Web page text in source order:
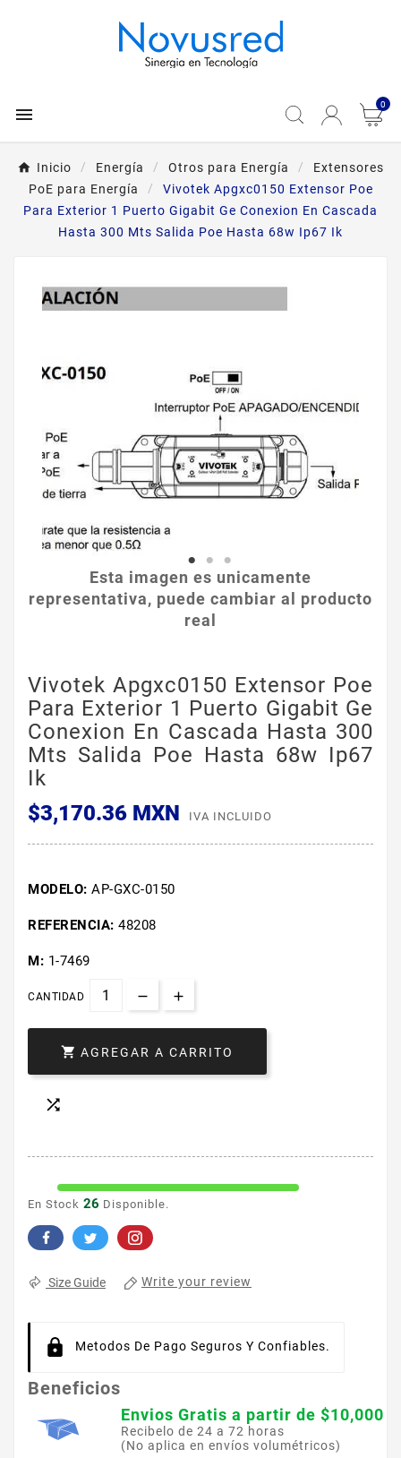
 0
Inicio Energía Otros para Energía
Extensores
PoE para Energía
Vivotek Apgxc0150 Extensor Poe
Para Exterior 1 Puerto Gigabit Ge Conexion En Cascada
Hasta 300 Mts Salida Poe Hasta 68w Ip67 Ik
Esta imagen es unicamente
representativa, puede cambiar al producto
real
Vivotek Apgxc0150 Extensor Poe
Para Exterior 1 Puerto Gigabit Ge
Conexion En Cascada Hasta 300
Mts Salida Poe Hasta 68w Ip67
Ik
$3,170.36 MXN
IVA INCLUIDO
MODELO: AP-GXC-0150
REFERENCIA: 48208
M: 1-7469
CANTIDAD
 AGREGAR A CARRITO

En Stock 26 Disponible.
Size Guide Write your review
Metodos De Pago Seguros Y Confiables.
Beneficios
Envios Gratis a partir de $10,000
Recibelo de 24 a 72 horas
(No aplica en envíos volumétricos)